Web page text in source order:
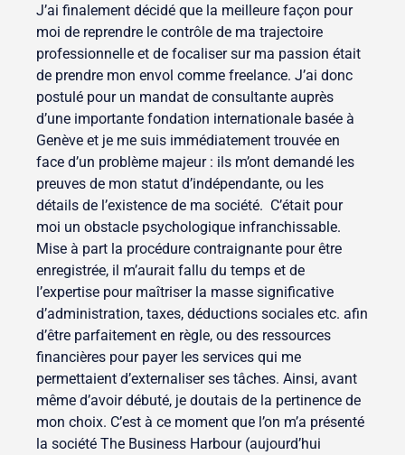
J’ai finalement décidé que la meilleure façon pour
moi de reprendre le contrôle de ma trajectoire
professionnelle et de focaliser sur ma passion était
de prendre mon envol comme freelance. J’ai donc
postulé pour un mandat de consultante auprès
d’une importante fondation internationale basée à
Genève et je me suis immédiatement trouvée en
face d’un problème majeur : ils m’ont demandé les
preuves de mon statut d’indépendante, ou les
détails de l’existence de ma société. C’était pour
moi un obstacle psychologique infranchissable.
Mise à part la procédure contraignante pour être
enregistrée, il m’aurait fallu du temps et de
l’expertise pour maîtriser la masse significative
d’administration, taxes, déductions sociales etc. afin
d’être parfaitement en règle, ou des ressources
financières pour payer les services qui me
permettaient d’externaliser ses tâches. Ainsi, avant
même d’avoir débuté, je doutais de la pertinence de
mon choix. C’est à ce moment que l’on m’a présenté
la société The Business Harbour (aujourd’hui